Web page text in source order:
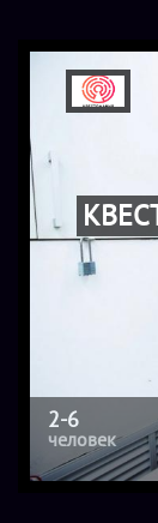
2-6
человек